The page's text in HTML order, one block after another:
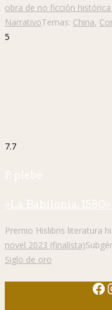
obra de no ficción
NarrativoTemas: China,
5
7.7
P. plebe
«La Babilonia,
Premio Hislibris literatura
novel 2023 (finalista)
Siglo de oro